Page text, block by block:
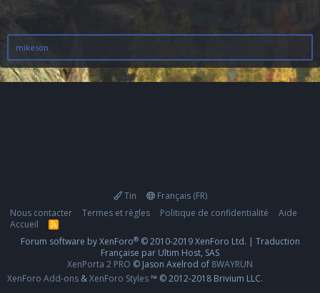
mikeson
Tin
Français (FR)
Nous contacter
Termes et règles Politique de confidentialité
Aide
Accueil
R
S
S
Forum software by XenForo® © 2010-2019 XenForo Ltd. | Traduction
Française par Ultim Host, SAS
XenPorta 2 PRO © Jason Axelrod of 8WAYRUN
XenForo Add-ons &XenForo Styles™ © 2012-2018 Brivium LLC.